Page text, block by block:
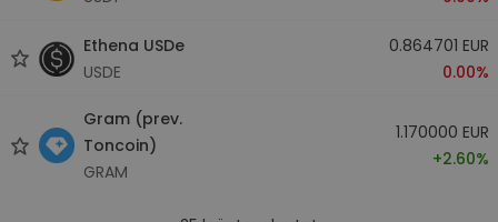
Ethena USDe
USDE
0.864701 EUR
0.00%
Gram (prev.
Toncoin)
GRAM
1.170000 EUR
+2.60%